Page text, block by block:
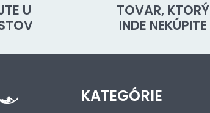
U
TOVAR, KTORÝ
INDE NEKÚPITE
KATEGÓRIE